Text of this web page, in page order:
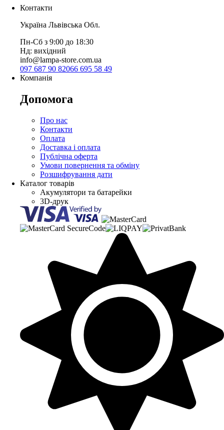
Контакти
Україна Львівська Обл.
Пн-Сб з 9:00 до 18:30
Нд: вихідний
info@lampa-store.com.ua
097 687 90 82066 695 58 49
Компанія
Допомога
Про нас
Контакти
Оплата
Доставка і оплата
Публічна оферта
Умови повернення та обміну
Розшифрування дати
Каталог товарів
Акумулятори та батарейки
3D-друк